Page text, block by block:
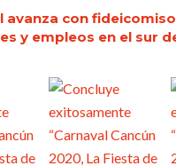
avanza con
y empleos en el sur